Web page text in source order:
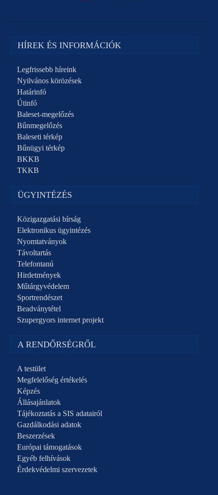
HÍREK ÉS INFORMÁCIÓK
Legfrissebb híreink
Nyilvános körözések
Határinfó
Útinfó
Baleset-megelőzés
Bűnmegelőzés
Baleseti térkép
Bűnügyi térkép
BKKB
TKKB
ÜGYINTÉZÉS
Közigazgatási bírság
Elektronikus ügyintézés
Nyomtatványok
Távoltartás
Telefontanú
Hirdetmények
Műtárgyvédelem
Sportrendészet
Beadványtétel
Szupergyors internet projekt
A RENDŐRSÉGRŐL
A testület
Megfelelőség értékelés
Képzés
Állásajánlatok
Tájékoztatás a SIS adatairól
Gazdálkodási adatok
Beszerzések
Európai támogatások
Egyéb felhívások
Érdekvédelmi szervezetek